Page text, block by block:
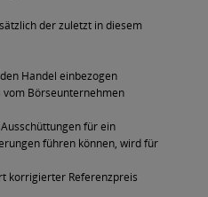
der zuletzt in diesem
Handel einbezogen
Börseunternehmen
für ein
führen können, wird für
korrigierter Referenzpreis